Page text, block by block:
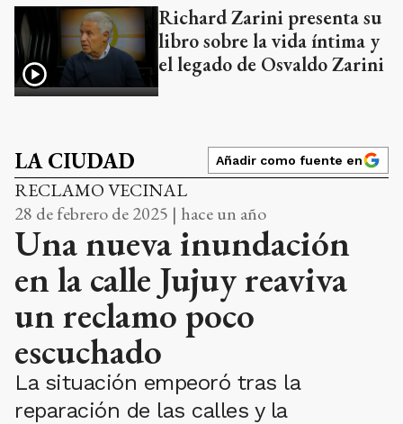
Richard Zarini presenta su
libro sobre la vida íntima y
el legado de Osvaldo Zarini
LA CIUDAD Añadir como fuente en
RECLAMO VECINAL
28 de febrero de 2025 | hace un año
Una nueva inundación
en la calle Jujuy reaviva
un reclamo poco
escuchado
La situación empeoró tras la
reparación de las calles y la